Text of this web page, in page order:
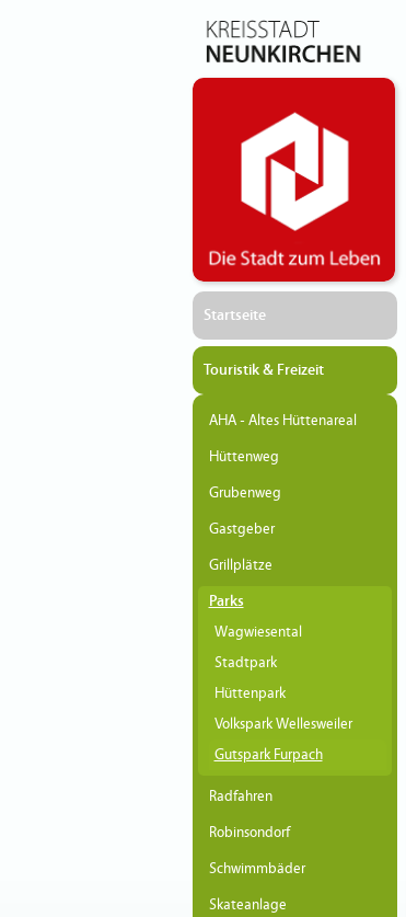
Startseite
Touristik & Freizeit
AHA - Altes Hüttenareal
Hüttenweg
Grubenweg
Gastgeber
Grillplätze
Parks
Wagwiesental
Stadtpark
Hüttenpark
Volkspark Wellesweiler
Gutspark Furpach
Radfahren
Robinsondorf
Schwimmbäder
Skateanlage